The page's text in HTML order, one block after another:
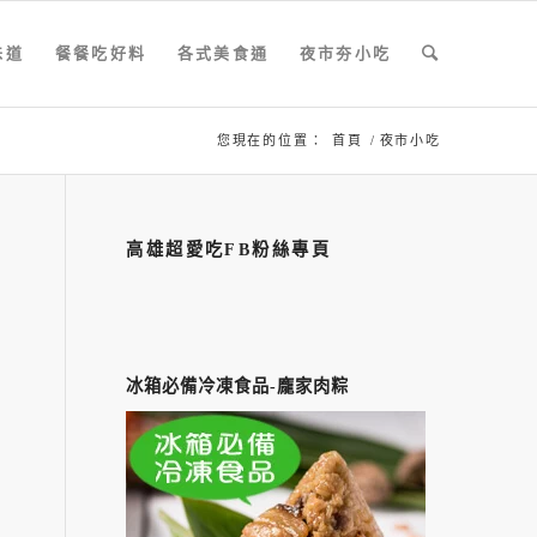
道 餐餐吃好料 各式美食通 夜市夯小吃
您現在的位置： 首頁 / 夜市小吃
高雄超愛吃FB粉絲專頁
冰箱必備冷凍食品-龐家肉粽